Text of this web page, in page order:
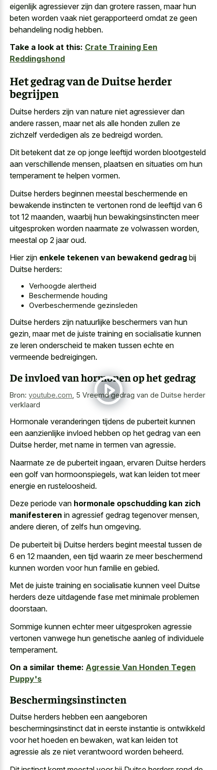
eigenlijk agressiever zijn dan grotere rassen , maar hun
beten worden vaak niet gerapporteerd omdat ze geen
behandeling nodig hebben.
Take a look at this: Crate Training Een
Reddingshond
Het gedrag van de Duitse herder
begrijpen
Duitse herders zijn van nature niet agressiever dan
andere rassen, maar net als alle honden zullen ze
zichzelf verdedigen als ze bedreigd worden.
Dit betekent dat ze op jonge leeftijd worden blootgesteld
aan verschillende mensen, plaatsen en situaties om hun
temperament te helpen vormen.
Duitse herders beginnen meestal beschermende en
bewakende instincten te vertonen rond de leeftijd van 6
tot 12 maanden, waarbij hun bewakingsinstincten meer
uitgesproken worden naarmate ze volwassen worden,
meestal op 2 jaar oud.
Hier zijn enkele tekenen van bewakend gedrag bij
Duitse herders:
Verhoogde alertheid
Beschermende houding
Overbeschermende gezinsleden
Duitse herders zijn natuurlijke beschermers van hun
gezin, maar met de juiste training en socialisatie kunnen
ze leren onderscheid te maken tussen echte en
vermeende bedreigingen.
De invloed van hormonen op het gedrag
Bron: youtube.com 5 Vreemd gedrag van de Duitse herder
verklaard
Hormonale veranderingen tijdens de puberteit kunnen
een aanzienlijke invloed hebben op het gedrag van een
Duitse herder, met name in termen van agressie.
Naarmate ze de puberteit ingaan, ervaren Duitse herders
een golf van hormoonspiegels, wat kan leiden tot meer
energie en rusteloosheid.
Deze periode van hormonale opschudding kan zich
manifesteren in agressief gedrag tegenover mensen,
andere dieren, of zelfs hun omgeving.
De puberteit bij Duitse herders begint meestal tussen de
6 en 12 maanden, een tijd waarin ze meer beschermend
kunnen worden voor hun familie en gebied.
Met de juiste training en socialisatie kunnen veel Duitse
herders deze uitdagende fase met minimale problemen
doorstaan.
Sommige kunnen echter meeruitgesproken agressie
vertonen vanwege hun genetische aanleg of individuele
temperament.
On a similar theme: Agressie Van Honden Tegen
Puppy's
Beschermingsinstincten
Duitse herders hebben een aangeboren
beschermingsinstinct dat in eerste instantie is ontwikkeld
voor het hoeden en bewaken, wat kan leiden tot
agressie als ze niet verantwoord worden beheerd.